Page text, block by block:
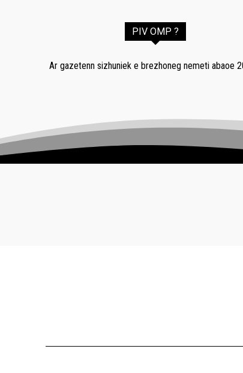
PIV OMP ?
Ar gazetenn sizhuniek e brezhoneg nemeti abaoe